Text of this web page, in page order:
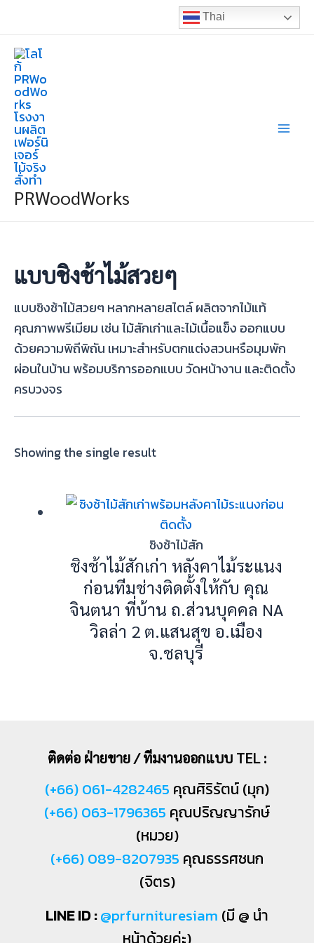
content
Thai
PRWoodWorks
แบบชิงช้าไม้สวยๆ
แบบชิงช้าไม้สวยๆ หลากหลายสไตล์ ผลิตจากไม้แท้
คุณภาพพรีเมียม เช่น ไม้สักเก่าและไม้เนื้อแข็ง ออกแบบ
ด้วยความพิถีพิถัน เหมาะสำหรับตกแต่งสวนหรือมุมพัก
ผ่อนในบ้าน พร้อมบริการออกแบบ วัดหน้างาน และติดตั้ง
ครบวงจร
Showing the single result
ชิงช้าไม้สัก
ชิงช้าไม้สักเก่า หลังคาไม้ระแนง
ก่อนทีมช่างติดตั้งให้กับ คุณ
จินตนา ที่บ้าน ถ.ส่วนบุคคล NA
วิลล่า 2 ต.แสนสุข อ.เมือง
จ.ชลบุรี
ติดต่อ ฝ่ายขาย / ทีมงานออกแบบ TEL :
(+66) 061-4282465 คุณศิริรัตน์ (มุก)
(+66) 063-1796365 คุณปริญญารักษ์
(หมวย)
(+66) 089-8207935 คุณธรรศชนก
(จิตร)
LINE ID :@prfurnituresiam (มี @ นำ
หน้าด้วยค่ะ)